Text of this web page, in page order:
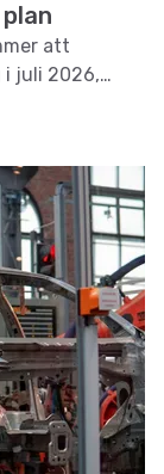
att
i juli 2026,